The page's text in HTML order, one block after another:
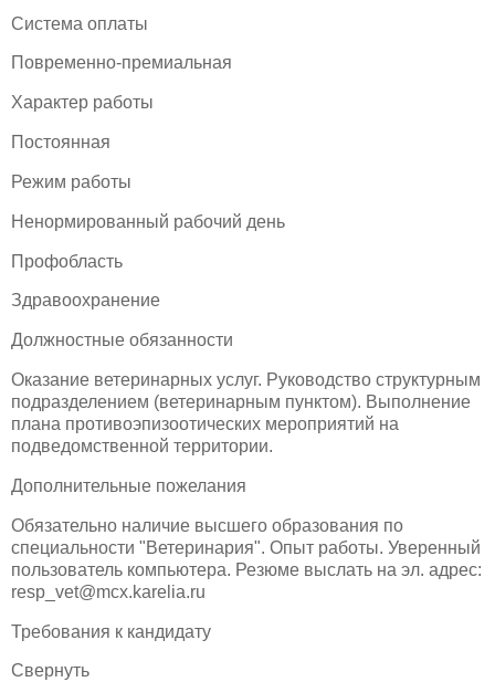
Система оплаты
Повременно-премиальная
Характер работы
Постоянная
Режим работы
Ненормированный рабочий день
Профобласть
Здравоохранение
Должностные обязанности
Оказание ветеринарных услуг. Руководство структурным
подразделением (ветеринарным пунктом). Выполнение
плана противоэпизоотических мероприятий на
подведомственной территории.
Дополнительные пожелания
Обязательно наличие высшего образования по
специальности "Ветеринария". Опыт работы. Уверенный
пользователь компьютера. Резюме выслать на эл. адрес:
resp_vet@mcx.karelia.ru
Требования к кандидату
Свернуть